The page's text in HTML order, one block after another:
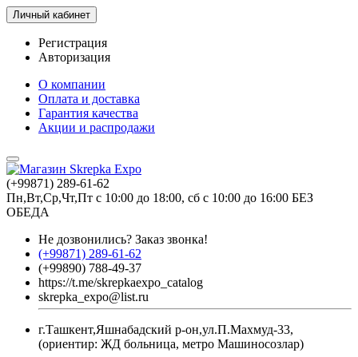
Личный кабинет
Регистрация
Авторизация
О компании
Оплата и доставка
Гарантия качества
Акции и распродажи
(+99871) 289-61-62
Пн,Вт,Ср,Чт,Пт с 10:00 до 18:00, сб с 10:00 до 16:00 БЕЗ
ОБЕДА
Не дозвонились? Заказ звонка!
(+99871) 289-61-62
(+99890) 788-49-37
https://t.me/skrepkaexpo_catalog
skrepka_expo@list.ru
г.Ташкент,Яшнабадский р-он,ул.П.Махмуд-33,
(ориентир: ЖД больница, метро Машиносозлар)